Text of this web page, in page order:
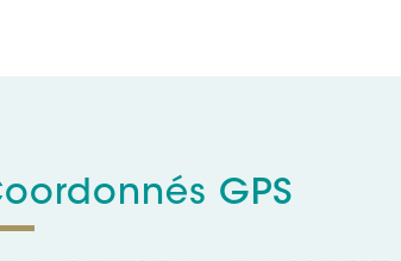
GPS